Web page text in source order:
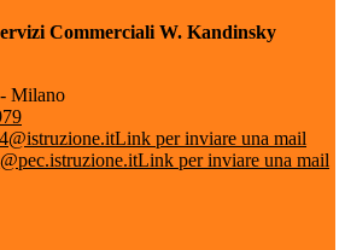
Commerciali W. Kandinsky
Milano
Link per inviare una mail
Link per inviare una mail